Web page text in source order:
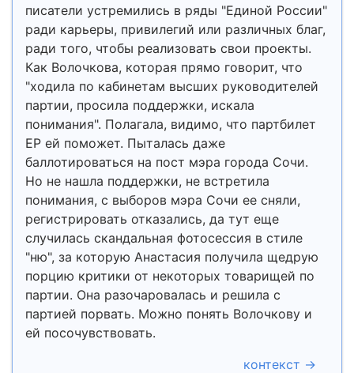
писатели устремились в ряды "Единой России"
ради карьеры, привилегий или различных благ,
ради того, чтобы реализовать свои проекты.
Как Волочкова, которая прямо говорит, что
"ходила по кабинетам высших руководителей
партии, просила поддержки, искала
понимания". Полагала, видимо, что партбилет
ЕР ей поможет. Пыталась даже
баллотироваться на пост мэра города Сочи.
Но не нашла поддержки, не встретила
понимания, с выборов мэра Сочи ее сняли,
регистрировать отказались, да тут еще
случилась скандальная фотосессия в стиле
"ню", за которую Анастасия получила щедрую
порцию критики от некоторых товарищей по
партии. Она разочаровалась и решила с
партией порвать. Можно понять Волочкову и
ей посочувствовать.
контекст →